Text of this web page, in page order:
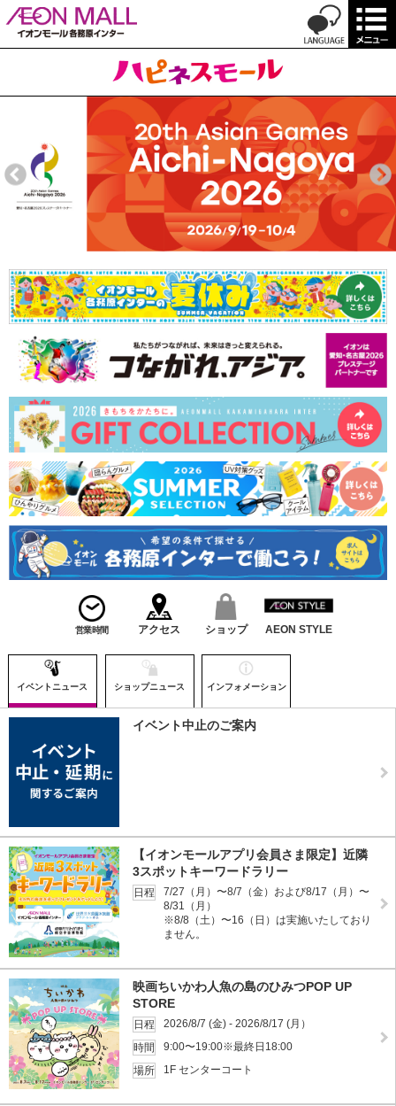
営業時間 アクセス ショップ AEON STYLE
イベントニュース ショップニュース インフォメーション
イベント中止のご案内
【イオンモールアプリ会員さま限定】近隣
3スポットキーワードラリー
日程
7/27（月）〜8/7（金）および8/17（月）〜
8/31（月）
※8/8（土）〜16（日）は実施いたしており
ません。
映画ちいかわ人魚の島のひみつPOP UP
STORE
日程
2026/8/7 (金) - 2026/8/17 (月）
時間
9:00〜19:00※最終日18:00
場所
1F センターコート